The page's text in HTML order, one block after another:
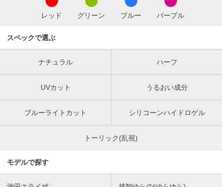
レッド グリーン ブルー パープル
スペックで選ぶ
ナチュラル ハーフ
UVカット うるおい成分
ブルーライトカット シリコーンハイドロゲル
トーリック(乱視)
モデルで探す